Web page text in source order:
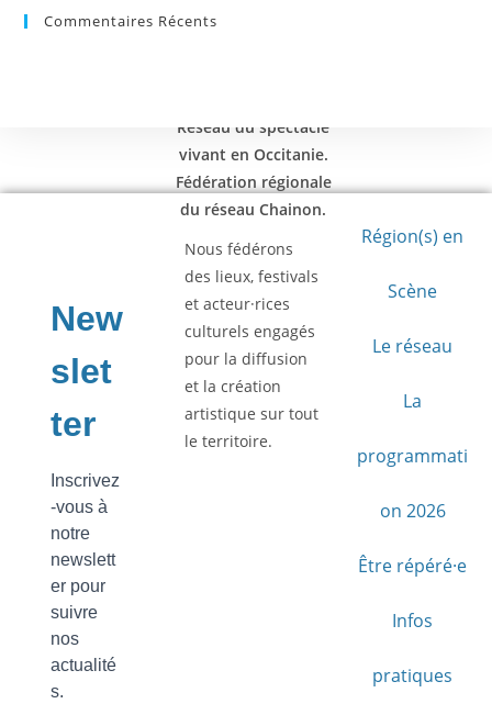
Commentaires Récents
Réseau du spectacle
vivant en Occitanie.
Fédération régionale
du réseau Chainon.
Nous fédérons
des lieux, festivals
et acteur·rices
culturels engagés
pour la diffusion
et la création
artistique sur tout
le territoire.
Région(s) en
Scène
Le réseau
La
programmati
on 2026
Être répéré·e
Infos
pratiques